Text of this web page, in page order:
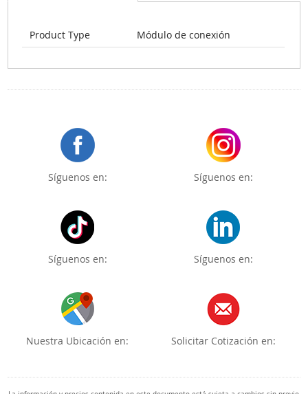
Product Type Módulo de conexión
Síguenos en: Síguenos en:
Síguenos en: Síguenos en:
Nuestra Ubicación en: Solicitar Cotización en: